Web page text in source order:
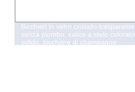
Bicchieri in vetro cristallo trasparente
senza piombo, calice a stelo colorato
solido, bicchiere di champagne